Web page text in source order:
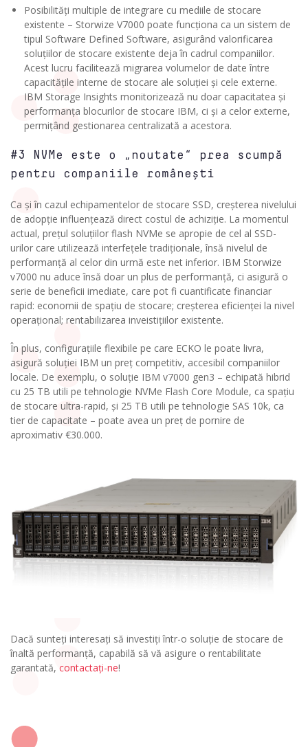
Posibilități multiple de integrare cu mediile de stocare
existente – Storwize V7000 poate funcționa ca un sistem de
tipul Software Defined Software, asigurând valorificarea
soluțiilor de stocare existente deja în cadrul companiilor.
Acest lucru facilitează migrarea volumelor de date între
capacitățile interne de stocare ale soluției și cele externe.
IBM Storage Insights monitorizează nu doar capacitatea și
performanța blocurilor de stocare IBM, ci și a celor externe,
permițând gestionarea centralizată a acestora.
#3 NVMe este o „noutate“ prea scumpă
pentru companiile românești
Ca și în cazul echipamentelor de stocare SSD, creșterea nivelului
de adopție influențează direct costul de achiziție. La momentul
actual, prețul soluțiilor flash NVMe se apropie de cel al SSD-
urilor care utilizează interfețele tradiționale, însă nivelul de
performanță al celor din urmă este net inferior. IBM Storwize
v7000 nu aduce însă doar un plus de performanță, ci asigură o
serie de beneficii imediate, care pot fi cuantificate financiar
rapid: economii de spațiu de stocare; creșterea eficienței la nivel
operațional; rentabilizarea inveistițiilor existente.
În plus, configurațiile flexibile pe care ECKO le poate livra,
asigură soluției IBM un preț competitiv, accesibil companiilor
locale. De exemplu, o soluție IBM v7000 gen3 – echipată hibrid
cu 25 TB utili pe tehnologie NVMe Flash Core Module, ca spațiu
de stocare ultra-rapid, și 25 TB utili pe tehnologie SAS 10k, ca
tier de capacitate – poate avea un preț de pornire de
aproximativ €30.000.
Dacă sunteți interesați să investiți într-o soluție de stocare de
înaltă performanță, capabilă să vă asigure o rentabilitate
garantată, contactați-ne!